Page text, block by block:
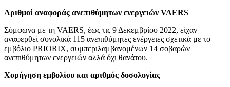
Αριθμοί αναφοράς ανεπιθύμητων ενεργειών VAERS
Σύμφωνα με τη VAERS, έως τις 9 Δεκεμβρίου 2022, είχαν
αναφερθεί συνολικά 115 ανεπιθύμητες ενέργειες σχετικά με το
εμβόλιο PRIORIX, συμπεριλαμβανομένων 14 σοβαρών
ανεπιθύμητων ενεργειών αλλά όχι θανάτου.
Χορήγηση εμβολίου και αριθμός δοσολογίας